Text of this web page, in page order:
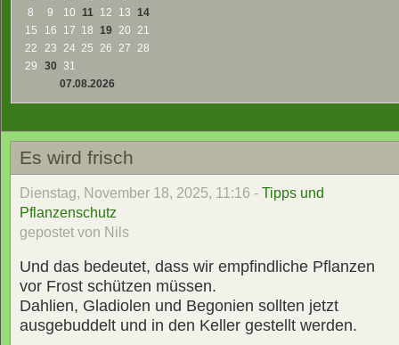
8
9 10 11 12 13 14
15
16 17 18 19 20 21
22
23 24 25 26 27 28
29
30 31
07.08.2026
Es wird frisch
Dienstag, November 18, 2025, 11:16 - Tipps und
Pflanzenschutz
gepostet von Nils
Und das bedeutet, dass wir empfindliche Pflanzen
vor Frost schützen müssen.
Dahlien, Gladiolen und Begonien sollten jetzt
ausgebuddelt und in den Keller gestellt werden.